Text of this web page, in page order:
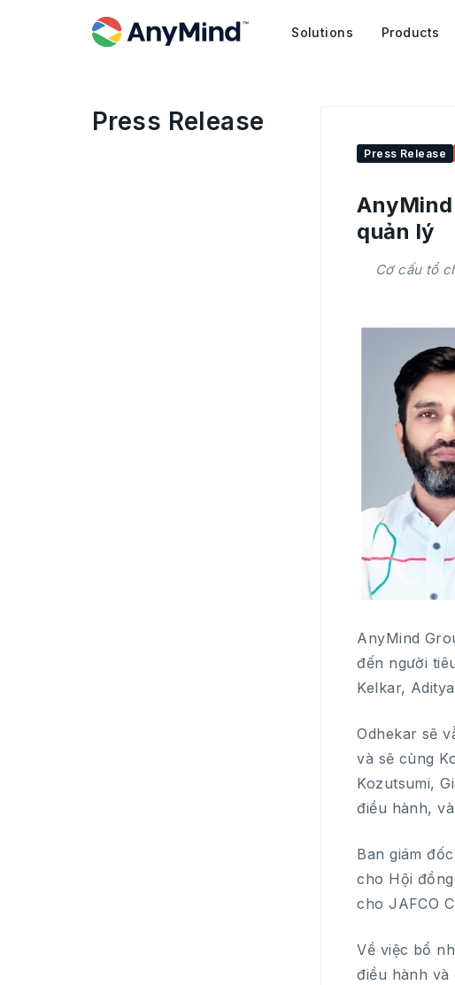
Solutions Products
Press Release
Press Release
quản lý
Cơ cấu tổ
AnyMind
đến người
Kelkar,
Odhekar sẽ
và sẽ cùng
Kozutsumi,
điều hành,
Ban giám
cho Hội
cho JAFCO
Về việc bổ
điều hành và